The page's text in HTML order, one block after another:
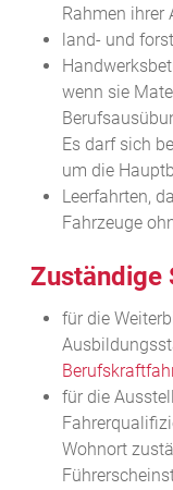
Rahmen ihrer
land- und
wenn sie
Es darf sich
um die
Leerfahrten,
Fahrzeuge
Zuständige
für die
für die
Wohnort